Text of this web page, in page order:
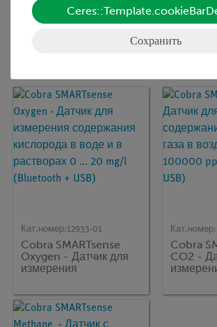
Клиенты также были
Кат.номер:12933-01
Cobra SMARTsense
Oxygen - Датчик для
измерения
кислорода в воде и в
растворах 0 ... 20 mg/l
(Bluetooth + USB)
Кат.номер:
Cobra
CO2 -
Сохранить